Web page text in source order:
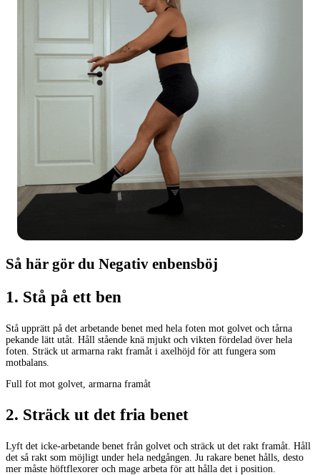
Så här gör du Negativ enbensböj
1. Stå på ett ben
Stå upprätt på det arbetande benet med hela foten mot golvet och tårna
pekande lätt utåt. Håll stående knä mjukt och vikten fördelad över hela
foten. Sträck ut armarna rakt framåt i axelhöjd för att fungera som
motbalans.
Full fot mot golvet, armarna framåt
2. Sträck ut det fria benet
Lyft det icke-arbetande benet från golvet och sträck ut det rakt framåt. Håll
det så rakt som möjligt under hela nedgången. Ju rakare benet hålls, desto
mer måste höftflexorer och mage arbeta för att hålla det i position.